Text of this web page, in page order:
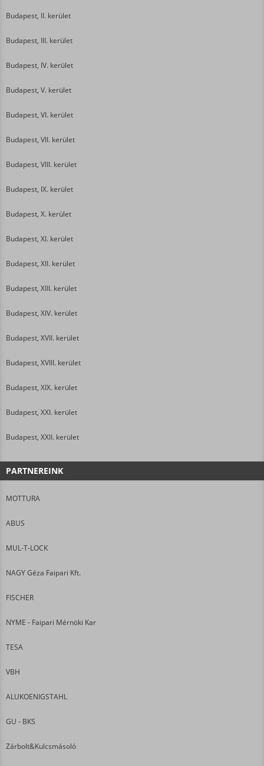
Budapest, II. kerület
Budapest, III. kerület
Budapest, IV. kerület
Budapest, V. kerület
Budapest, VI. kerület
Budapest, VII. kerület
Budapest, VIII. kerület
Budapest, IX. kerület
Budapest, X. kerület
Budapest, XI. kerület
Budapest, XII. kerület
Budapest, XIII. kerület
Budapest, XIV. kerület
Budapest, XVII. kerület
Budapest, XVIII. kerület
Budapest, XIX. kerület
Budapest, XXI. kerület
Budapest, XXII. kerület
PARTNEREINK
MOTTURA
ABUS
MUL-T-LOCK
NAGY Géza Faipari Kft.
FISCHER
NYME - Faipari Mérnöki Kar
TESA
VBH
ALUKOENIGSTAHL
GU - BKS
Zárbolt&Kulcsmásoló